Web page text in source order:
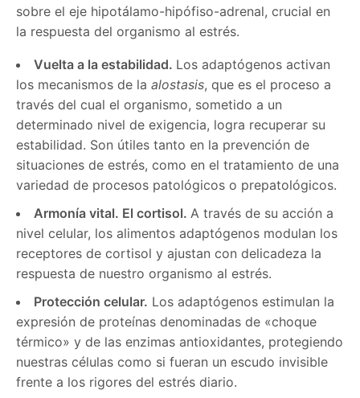
sobre el eje hipotálamo-hipófiso-adrenal, crucial en
la respuesta del organismo al estrés.
Vuelta a la estabilidad. Los adaptógenos activan
los mecanismos de la alostasis, que es el proceso a
través del cual el organismo, sometido a un
determinado nivel de exigencia, logra recuperar su
estabilidad. Son útiles tanto en la prevención de
situaciones de estrés, como en el tratamiento de una
variedad de procesos patológicos o prepatológicos.
Armonía vital. El cortisol. A través de su acción a
nivel celular, los alimentos adaptógenos modulan los
receptores de cortisol y ajustan con delicadeza la
respuesta de nuestro organismo al estrés.
Protección celular. Los adaptógenos estimulan la
expresión de proteínas denominadas de «choque
térmico» y de las enzimas antioxidantes, protegiendo
nuestras células como si fueran un escudo invisible
frente a los rigores del estrés diario.